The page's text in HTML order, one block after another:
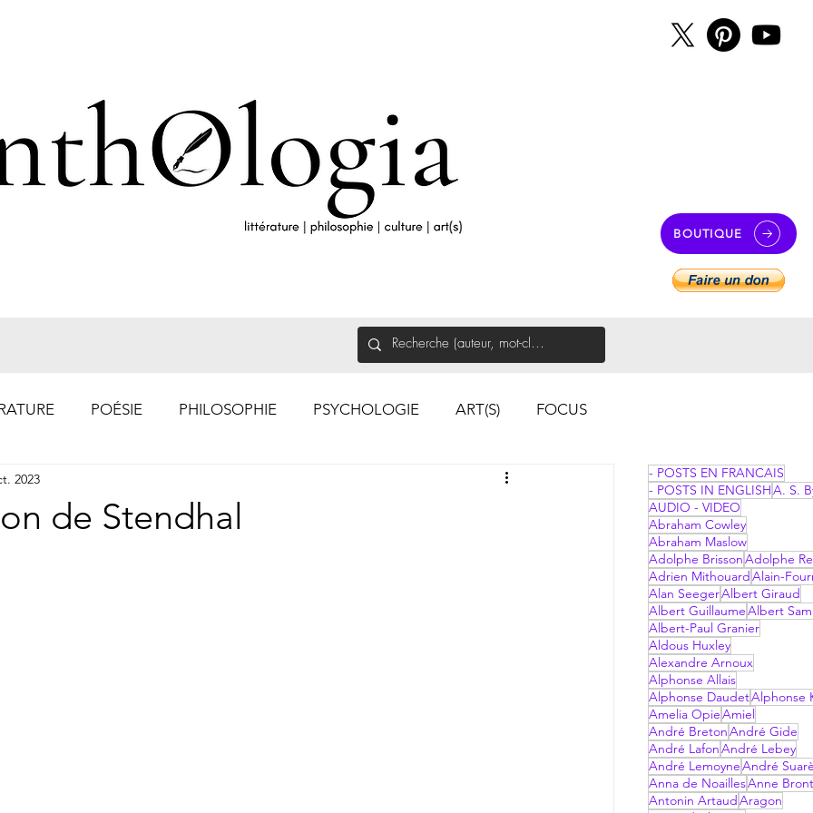
BOUTIQUE
POÉSIE PHILOSOPHIE PSYCHOLOGIE ART(S) FOCUS
de Stendhal
2023
- POSTS EN FRANCAIS
- POSTS IN ENGLISHA. S.
AUDIO - VIDEO
Abraham Cowley
Abraham Maslow
Adolphe BrissonAdolphe
Adrien Mithouard Alain-
Alan SeegerAlbert Giraud
Albert GuillaumeAlbert
Albert-Paul Granier
Aldous Huxley
Alexandre Arnoux
Alphonse Allais
Alphonse DaudetAlphonse
Amelia OpieAmiel
André BretonAndré Gide
André LafonAndré Lebey
André LemoyneAndré
Anna de NoaillesAnne
Antonin Artaud Aragon